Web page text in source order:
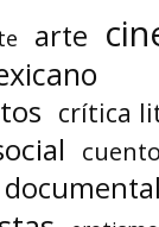
arte
crítica
cuento
documental